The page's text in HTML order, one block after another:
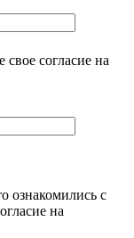
согласие на
ознакомились с
на